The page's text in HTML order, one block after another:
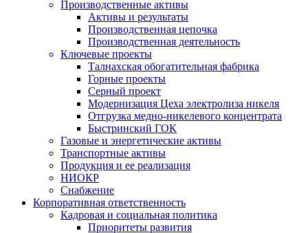
Производственные активы
Активы и результаты
Производственная цепочка
Производственная деятельность
Ключевые проекты
Талнахская обогатительная фабрика
Горные проекты
Серный проект
Модернизация Цеха электролиза никеля
Отгрузка медно-никелевого концентрата
Быстринский ГОК
Газовые и энергетические активы
Транспортные активы
Продукция и ее реализация
НИОКР
Снабжение
Корпоративная ответственность
Кадровая и социальная политика
Приоритеты развития